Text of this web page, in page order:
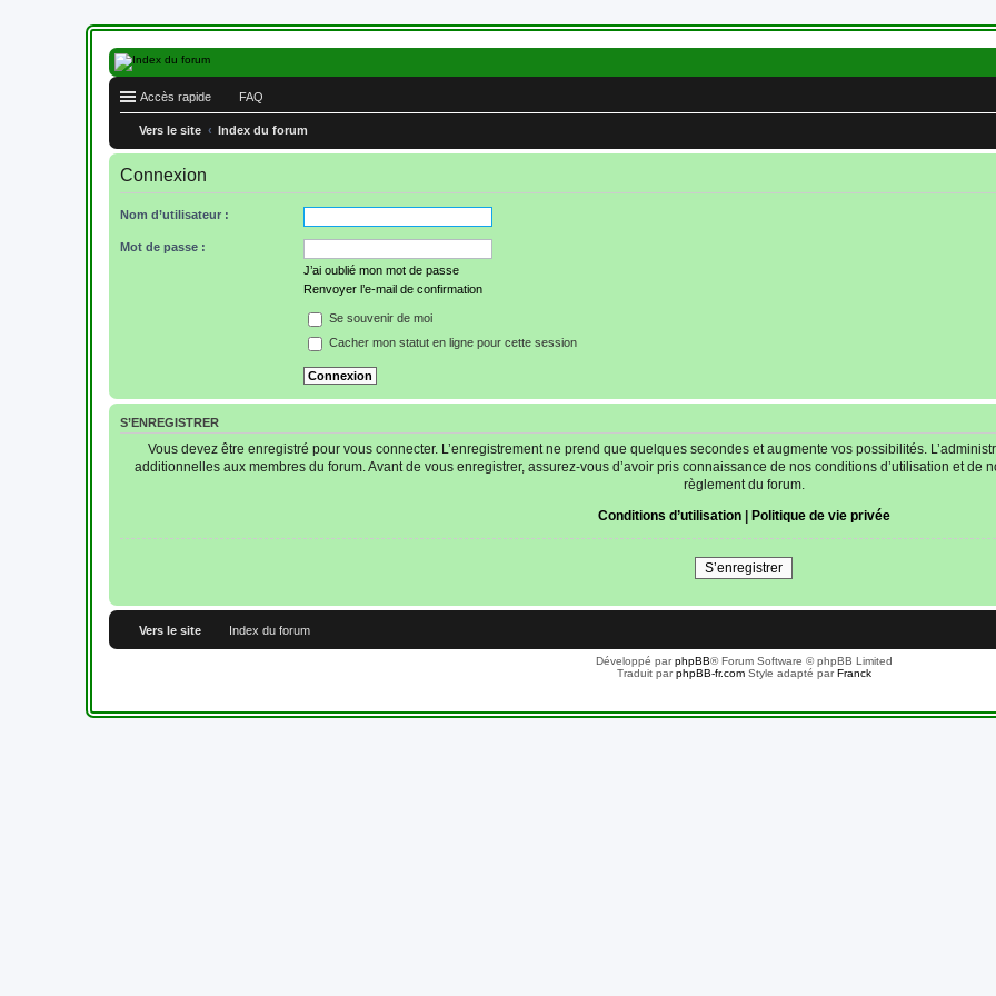
Accès rapide FAQ
Vers le site Index du forum
Connexion
Nom d’utilisateur :
Mot de passe :
J’ai oublié mon mot de passe
Renvoyer l’e-mail de confirmation
Se souvenir de moi
Cacher mon statut en ligne pour cette session
S’ENREGISTRER
Vous devez être enregistré pour vous connecter. L’enregistrement ne prend que quelques secondes et augmente vos possibilités.
additionnelles aux membres du forum. Avant de vous enregistrer, assurez-vous d’avoir pris connaissance de nos conditions d’utilisation et de
règlement du forum.
Conditions d’utilisation| Politique de vie privée
S’enregistrer
Vers le site Index du forum
Développé parphpBB® Forum Software © phpBB Limited
Traduit parphpBB-fr.comStyle adapté parFranck